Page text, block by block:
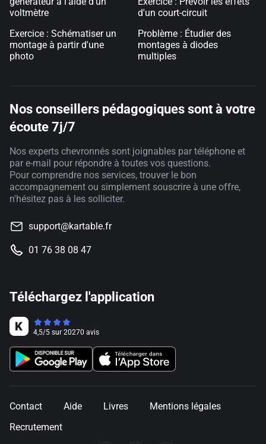
voltmètre
Exercice : Schématiser un
montage à partir d'une
photo
d'un court-circuit
Problème : Étudier des
montages à diodes
multiples
Nos conseillers pédagogiques sont à votre
écoute 7j/7
Nos experts chevronnés sont joignables par téléphone et
par e-mail pour répondre à toutes vos questions.
Pour comprendre nos services, trouver le bon
accompagnement ou simplement souscrire à une offre,
n'hésitez pas à les solliciter.
support@kartable.fr
01 76 38 08 47
Téléchargez l'application
4,5/5 sur 20270 avis
Contact Aide Livres
Mentions légales
Recrutement